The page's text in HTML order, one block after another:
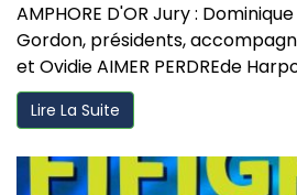
AMPHORE D'OR Jury :
Gordon, présidents,
et Ovidie AIMER PERDREde
Lire La Suite